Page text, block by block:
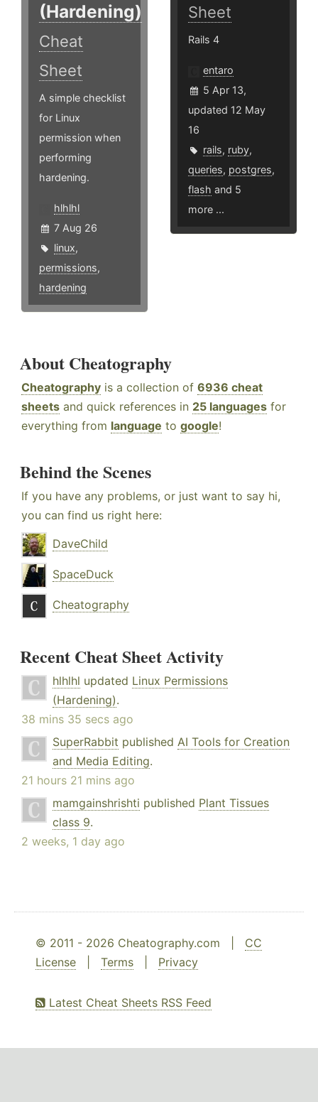
(Hardening)
Cheat
Sheet
A simple checklist
for Linux
permission when
performing
hardening.
hlhlhl
7 Aug 26
linux,
permissions,
hardening
Sheet
Rails 4
entaro
5 Apr 13,
updated 12 May
16
rails, ruby,
queries, postgres,
flash and 5
more ...
About Cheatography
Cheatography is a collection of 6936 cheat
sheets and quick references in 25 languages for
everything from language to google!
Behind the Scenes
If you have any problems, or just want to say hi,
you can find us right here:
DaveChild
SpaceDuck
Cheatography
Recent Cheat Sheet Activity
hlhlhl updated Linux Permissions
(Hardening).
38 mins 35 secs ago
SuperRabbit published AI Tools for Creation
and Media Editing.
21 hours 21 mins ago
mamgainshrishti published Plant Tissues
class 9.
2 weeks, 1 day ago
© 2011 - 2026 Cheatography.com | CC
License
Terms Privacy
Latest Cheat Sheets RSS Feed